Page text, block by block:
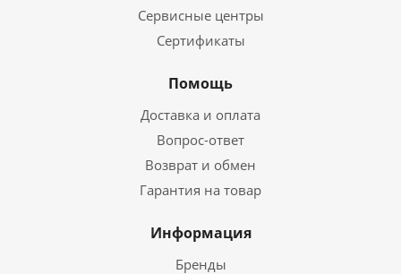
Сервисные центры
Сертификаты
Помощь
Доставка и оплата
Вопрос-ответ
Возврат и обмен
Гарантия на товар
Информация
Бренды